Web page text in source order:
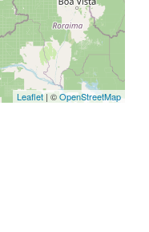
Leaflet | ©OpenStreetMap